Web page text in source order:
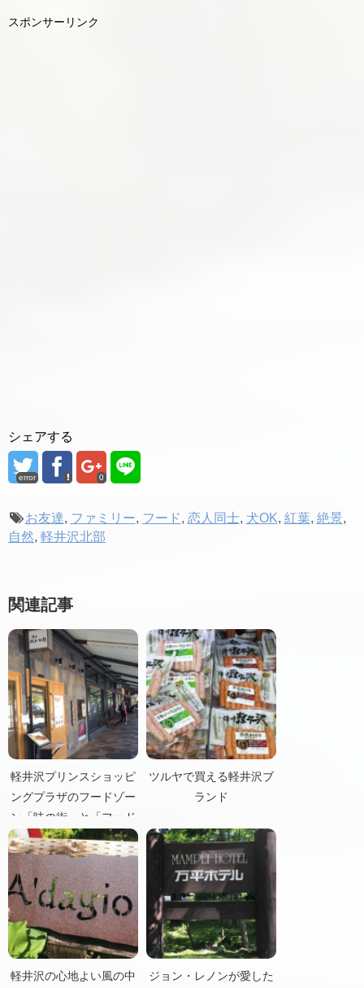
スポンサーリンク
シェアする
error 0
お友達, ファミリー, フード, 恋人同士, 犬OK, 紅葉, 絶景,
自然, 軽井沢北部
関連記事
軽井沢プリンスショッピ
ングプラザのフードゾー
ン「味の街」と「フード
コート」
ツルヤで買える軽井沢ブ
ランド
軽井沢の心地よい風の中 ジョン・レノンが愛した